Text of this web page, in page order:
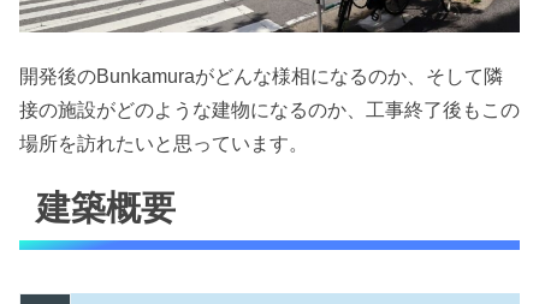
開発後のBunkamuraがどんな様相になるのか、そして隣
接の施設がどのような建物になるのか、工事終了後もこの
場所を訪れたいと思っています。
建築概要